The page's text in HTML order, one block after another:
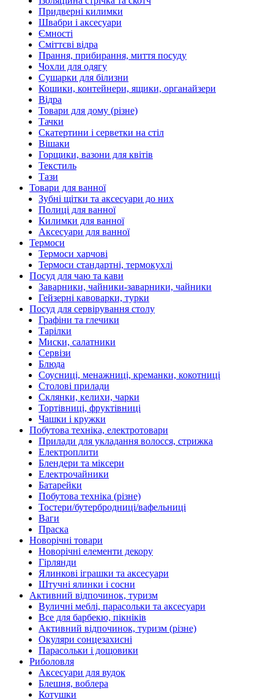
Придверні килимки
Швабри і аксесуари
Ємності
Сміттєві відра
Прання, прибирання, миття посуду
Чохли для одягу
Сушарки для білизни
Кошики, контейнери, ящики, органайзери
Відра
Товари для дому (різне)
Тачки
Скатертини і серветки на стіл
Вішаки
Горщики, вазони для квітів
Текстиль
Тази
Товари для ванної
Зубні щітки та аксесуари до них
Полиці для ванної
Килимки для ванної
Аксесуари для ванної
Термоси
Термоси харчові
Термоси стандартні, термокухлі
Посуд для чаю та кави
Заварники, чайники-заварники, чайники
Гейзерні кавоварки, турки
Посуд для сервірування столу
Графіни та глечики
Тарілки
Миски, салатники
Сервізи
Блюда
Соусниці, менажниці, креманки, кокотниці
Столові прилади
Склянки, келихи, чарки
Тортівниці, фруктівниці
Чашки і кружки
Побутова техніка, електротовари
Прилади для укладання волосся, стрижка
Електроплити
Блендери та міксери
Електрочайники
Батарейки
Побутова техніка (різне)
Тостери/бутербродниці/вафельниці
Ваги
Праска
Новорічні товари
Новорічні елементи декору
Гірлянди
Ялинкові іграшки та аксесуари
Штучні ялинки і сосни
Активний відпочинок, туризм
Вуличні меблі, парасольки та аксесуари
Все для барбекю, пікніків
Активний відпочинок, туризм (різне)
Окуляри сонцезахисні
Парасольки і дощовики
Риболовля
Аксесуари для вудок
Блешня, воблера
Котушки